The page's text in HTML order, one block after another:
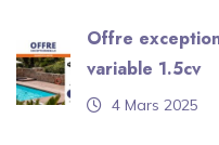
Offre
variable 1.5cv
4 Mars 2025